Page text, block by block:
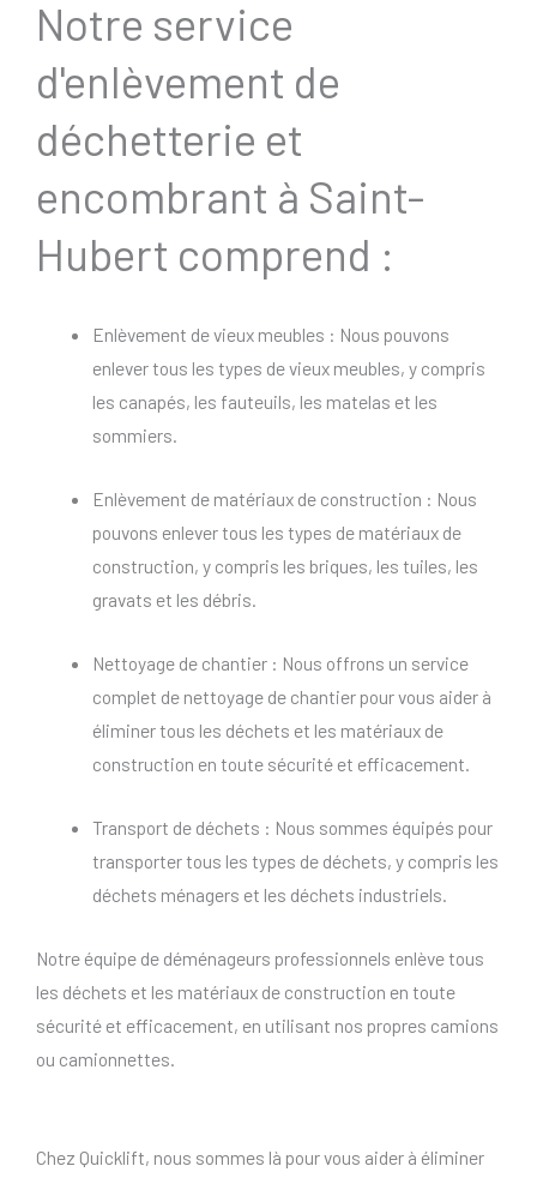
Notre service
d'enlèvement de
déchetterie et
encombrant à Saint-
Hubert comprend :
Enlèvement de vieux meubles : Nous pouvons
enlever tous les types de vieux meubles, y compris
les canapés, les fauteuils, les matelas et les
sommiers.
Enlèvement de matériaux de construction : Nous
pouvons enlever tous les types de matériaux de
construction, y compris les briques, les tuiles, les
gravats et les débris.
Nettoyage de chantier : Nous offrons un service
complet de nettoyage de chantier pour vous aider à
éliminer tous les déchets et les matériaux de
construction en toute sécurité et efficacement.
Transport de déchets : Nous sommes équipés pour
transporter tous les types de déchets, y compris les
déchets ménagers et les déchets industriels.
Notre équipe de déménageurs professionnels enlève tous
les déchets et les matériaux de construction en toute
sécurité et efficacement, en utilisant nos propres camions
ou camionnettes.
Chez Quicklift, nous sommes là pour vous aider à éliminer